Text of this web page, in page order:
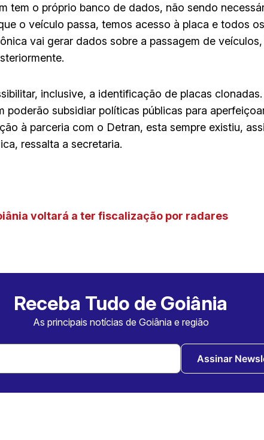
tem o próprio banco de dados, não sendo
o veículo passa, temos acesso à placa e todos
vai gerar dados sobre a passagem de
inclusive, a identificação de placas
poderão subsidiar políticas públicas para
à parceria com o Detran, esta sempre existiu,
ressalta a secretaria.
voltará a ter fiscalização por radares
Receba Tudo de Goiânia
As principais notícias de Goiânia e região
Assinar